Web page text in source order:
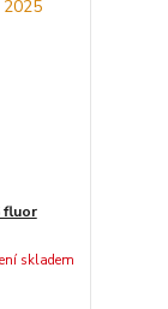
fluor
skladem